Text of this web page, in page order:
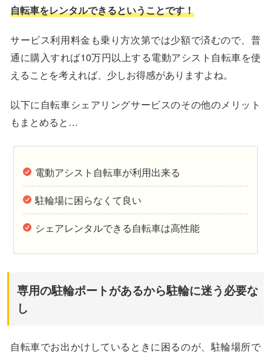
自転車をレンタルできるということです！
サービス利用料金も乗り方次第では少額で済むので、普
通に購入すれば10万円以上する電動アシスト自転車を使
えることを考えれば、少しお得感がありますよね。
以下に自転車シェアリングサービスのその他のメリット
もまとめると…
電動アシスト自転車が利用出来る
駐輪場に困らなくて良い
シェアレンタルできる自転車は高性能
専用の駐輪ポートがあるから駐輪に迷う必要な
し
自転車でお出かけしているときに困るのが、駐輪場所で